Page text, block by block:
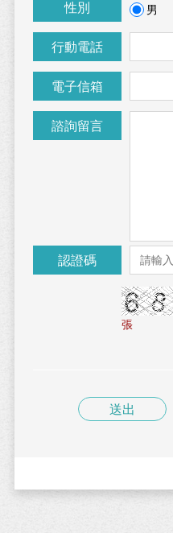
性別 男
行動電話
電子信箱
諮詢留言
認證碼
張
送出